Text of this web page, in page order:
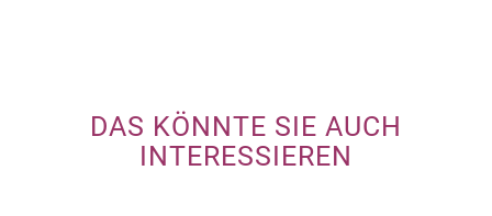
DAS KÖNNTE SIE AUCH
INTERESSIEREN